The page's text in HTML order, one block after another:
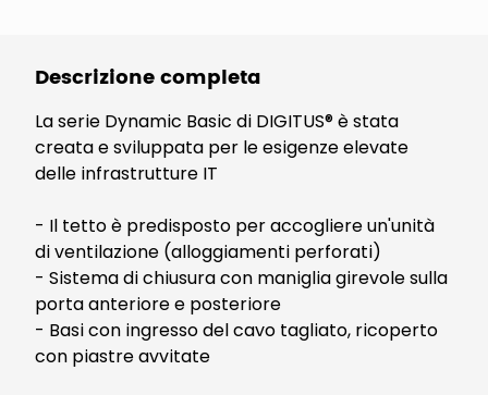
Descrizione completa
La serie Dynamic Basic di DIGITUS® è stata
creata e sviluppata per le esigenze elevate
delle infrastrutture IT
- Il tetto è predisposto per accogliere un'unità
di ventilazione (alloggiamenti perforati)
- Sistema di chiusura con maniglia girevole sulla
porta anteriore e posteriore
- Basi con ingresso del cavo tagliato, ricoperto
con piastre avvitate